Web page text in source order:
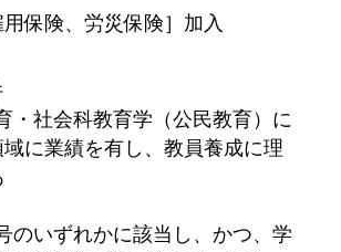
険、労災保険］加入
・社会科教育学（公民教育）に
に業績を有し、教員養成に理
のいずれかに該当し、かつ、学